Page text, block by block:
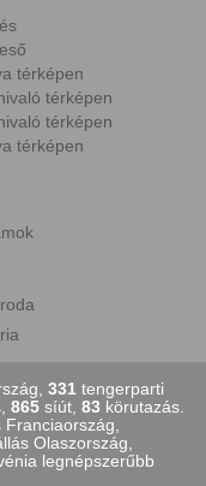
térképen
térképen
térképen
térképen
331tengerparti
865 síút, 83 körutazás.
Franciaország,
Olaszország,
legnépszerűbb